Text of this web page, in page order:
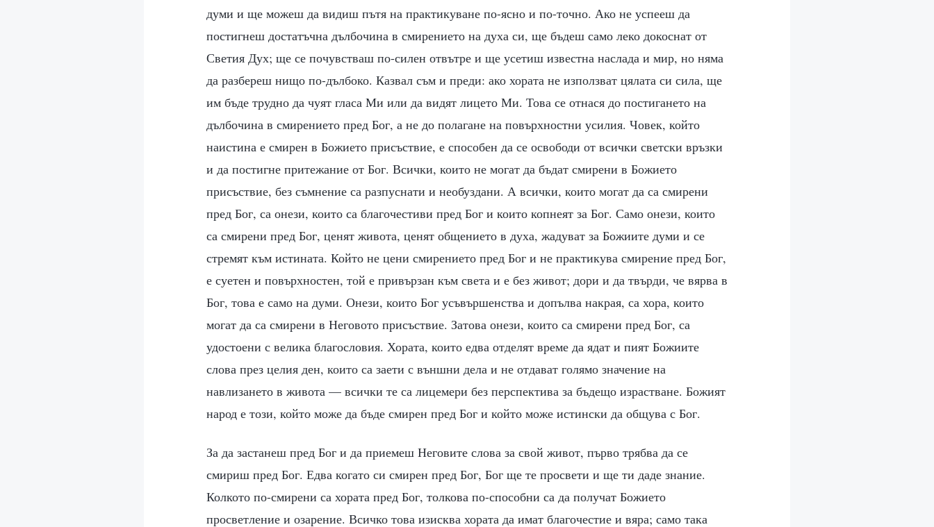
думи и ще можеш да видиш пътя на практикуване по-ясно и по-точно. Ако не успееш да
постигнеш достатъчна дълбочина в смирението на духа си, ще бъдеш само леко докоснат от
Светия Дух; ще се почувстваш по-силен отвътре и ще усетиш известна наслада и мир, но няма
да разбереш нищо по-дълбоко. Казвал съм и преди: ако хората не използват цялата си сила, ще
им бъде трудно да чуят гласа Ми или да видят лицето Ми. Това се отнася до постигането на
дълбочина в смирението пред Бог, а не до полагане на повърхностни усилия. Човек, който
наистина е смирен в Божието присъствие, е способен да се освободи от всички светски връзки
и да постигне притежание от Бог. Всички, които не могат да бъдат смирени в Божието
присъствие, без съмнение са разпуснати и необуздани. А всички, които могат да са смирени
пред Бог, са онези, които са благочестиви пред Бог и които копнеят за Бог. Само онези, които
са смирени пред Бог, ценят живота, ценят общението в духа, жадуват за Божиите думи и се
стремят към истината. Който не цени смирението пред Бог и не практикува смирение пред Бог,
е суетен и повърхностен, той е привързан към света и е без живот; дори и да твърди, че вярва в
Бог, това е само на думи. Онези, които Бог усъвършенства и допълва накрая, са хора, които
могат да са смирени в Неговото присъствие. Затова онези, които са смирени пред Бог, са
удостоени с велика благословия. Хората, които едва отделят време да ядат и пият Божиите
слова през целия ден, които са заети с външни дела и не отдават голямо значение на
навлизането в живота — всички те са лицемери без перспектива за бъдещо израстване. Божият
народ е този, който може да бъде смирен пред Бог и който може истински да общува с Бог.
За да застанеш пред Бог и да приемеш Неговите слова за свой живот, първо трябва да се
смириш пред Бог. Едва когато си смирен пред Бог, Бог ще те просвети и ще ти даде знание.
Колкото по-смирени са хората пред Бог, толкова по-способни са да получат Божието
просветление и озарение. Всичко това изисква хората да имат благочестие и вяра; само така